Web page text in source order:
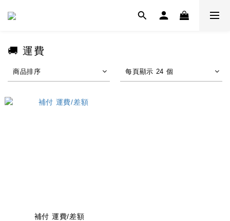
🚚 運費
商品排序 每頁顯示 24 個
補付 運費/差額